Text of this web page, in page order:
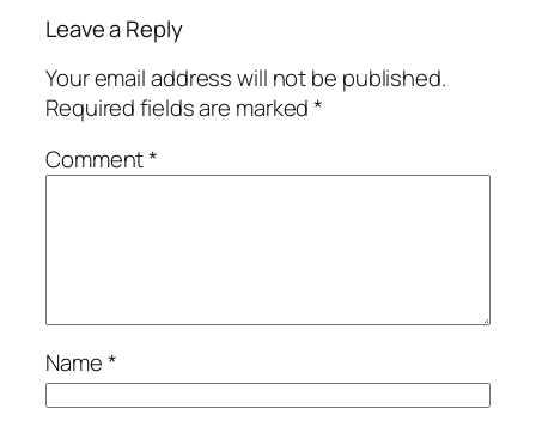
Leave a Reply
Your email address will not be published.
Required fields are marked*
Comment*
Name*